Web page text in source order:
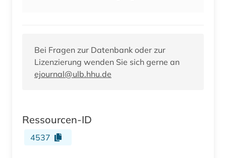
Bei Fragen zur Datenbank oder zur
Lizenzierung wenden Sie sich gerne an
ejournal@ulb.hhu.de
Ressourcen-ID
4537